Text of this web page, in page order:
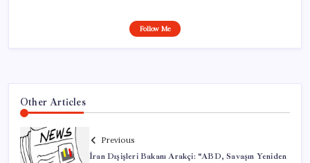
Follow Me
Other Articles
Previous
İran Dışişleri Bakanı Arakçi: “ABD, Savaşın Yeniden